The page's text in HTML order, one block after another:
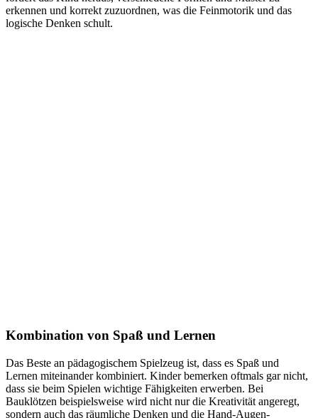
erkennen und korrekt zuzuordnen, was die Feinmotorik und das
logische Denken schult.
Kombination von Spaß und Lernen
Das Beste an pädagogischem Spielzeug ist, dass es Spaß und
Lernen miteinander kombiniert. Kinder bemerken oftmals gar nicht,
dass sie beim Spielen wichtige Fähigkeiten erwerben. Bei
Bauklötzen beispielsweise wird nicht nur die Kreativität angeregt,
sondern auch das räumliche Denken und die Hand-Augen-